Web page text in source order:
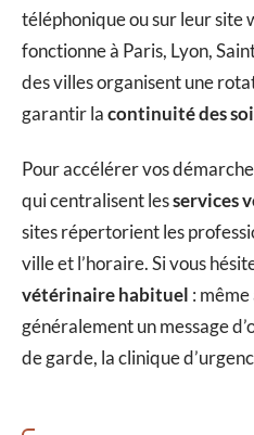
téléphonique ou sur leur site
fonctionne à Paris, Lyon,
des villes organisent une
garantir lacontinuité des
Pour accélérer vos
qui centralisent lesservices
sites répertorient les
ville et l’horaire. Si vous
vétérinaire habituel :
généralement un message
de garde, la clinique